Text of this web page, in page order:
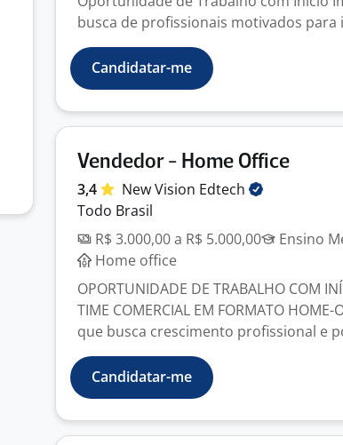
busca de profissionais motivados para
Candidatar-me
Vendedor - Home Office
3,4 New Vision Edtech
Todo Brasil
R$ 3.000,00 a R$ 5.000,00
Ensino
Home office
OPORTUNIDADE DE TRABALHO COM
TIME COMERCIAL EM FORMATO
que busca crescimento profissional e
Candidatar-me